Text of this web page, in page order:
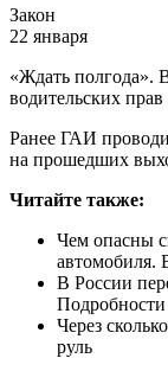
Закон
22 января
«Ждать полгода».
водительских прав
Ранее ГАИ
на прошедших
Читайте также:
Чем опасны
автомобиля.
В России
Подробности
Через
руль